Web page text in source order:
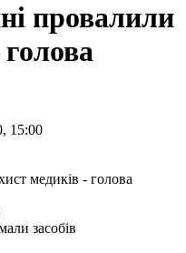
провалили
15:00
засобів